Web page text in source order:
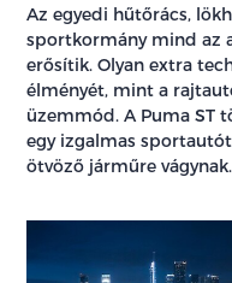
Az egyedi hűtőrács,
sportkormány mind az
erősítik. Olyan extra
élményét, mint a
üzemmód. A Puma ST
egy izgalmas
ötvöző járműre vágynak.